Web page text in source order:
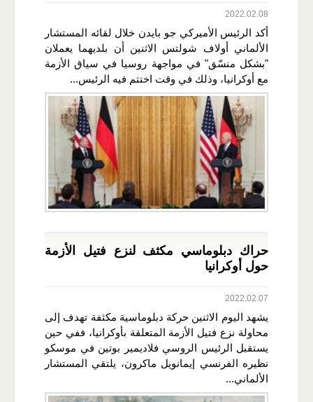
2022.02.08
أكد الرئيس الأميركي جو بايدن خلال لقائه المستشار
الألماني أولاف شولتس الاثنين أن بلديهما يعملان
"بشكل منسّق" في مواجهة روسيا في سياق الأزمة
مع أوكرانيا، وذلك في وقت اختتم فيه الرئيس...
حراك دبلوماسي مكثف لنزع فتيل الأزمة
حول أوكرانيا
2022.02.07
يشهد اليوم الاثنين حركة دبلوماسية مكثفة تهدف إلى
محاولة نزع فتيل الأزمة المتعلقة بأوكرانيا، ففي حين
يستقبل الرئيس الروسي فلاديمير بوتين في موسكو
نظيره الفرنسي إيمانويل ماكرون، يلتقي المستشار
الألماني...